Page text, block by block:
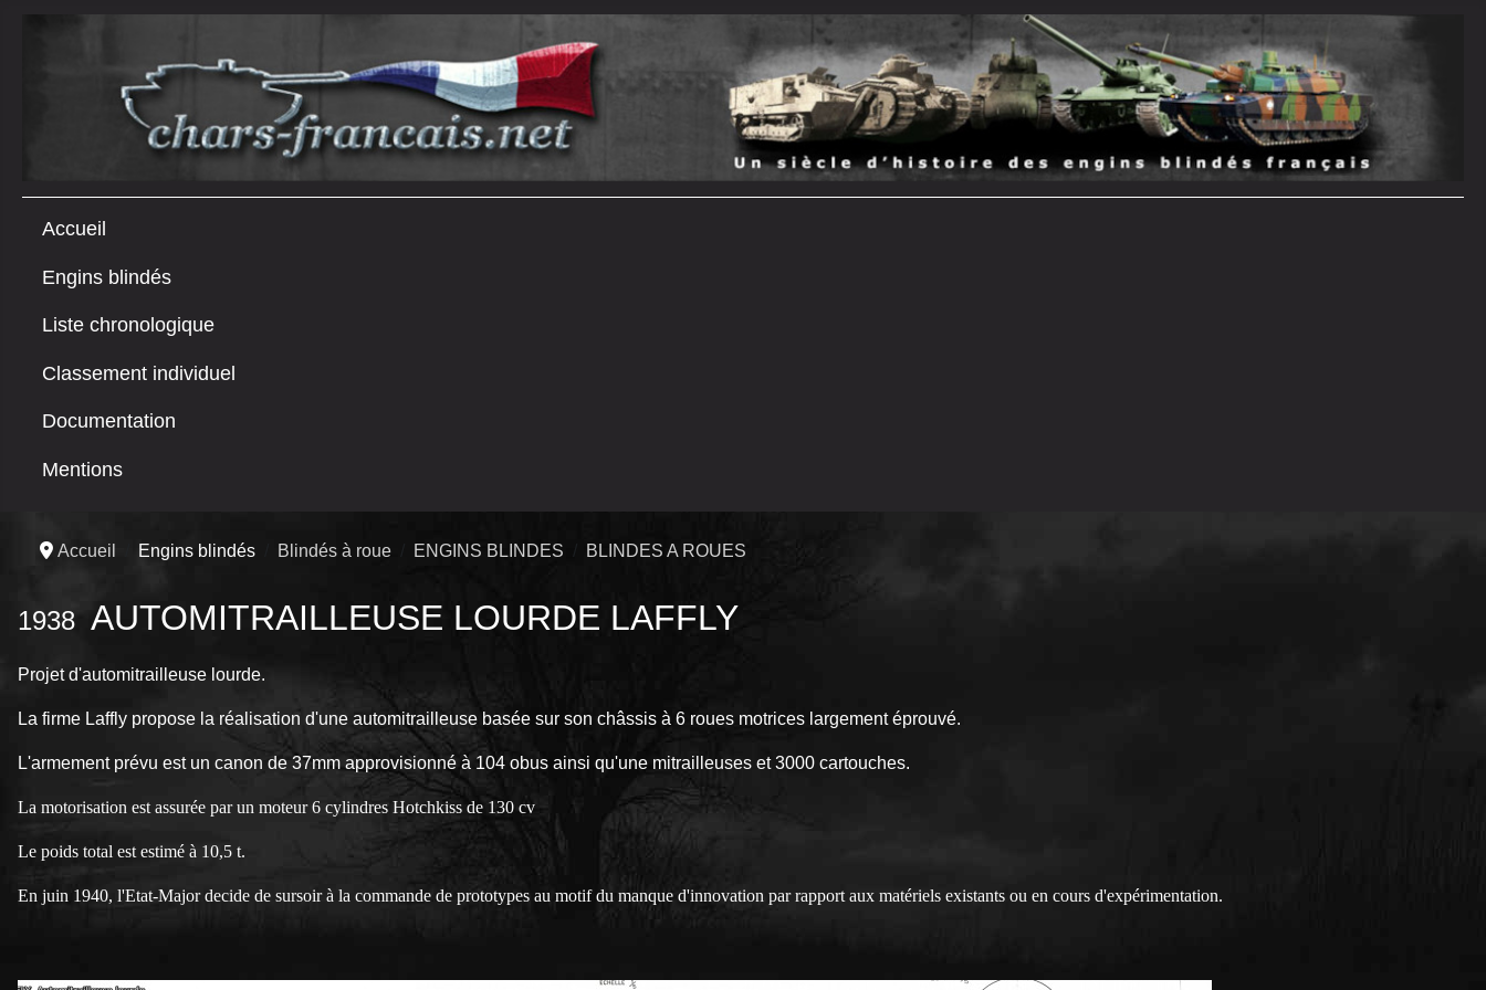
Accueil
Engins blindés
Liste chronologique
Classement individuel
Documentation
Mentions
Accueil Engins blindés Blindés à roue ENGINS BLINDES BLINDES A ROUES
1938 AUTOMITRAILLEUSE LOURDE LAFFLY
Projet d'automitrailleuse lourde.
La firme Laffly propose la réalisation d'une automitrailleuse basée sur son châssis à 6 roues motrices largement éprouvé.
L'armement prévu est un canon de 37mm approvisionné à 104 obus ainsi qu'une mitrailleuses et 3000 cartouches.
La motorisation est assurée par un moteur 6 cylindres Hotchkiss de 130 cv
Le poids total est estimé à 10,5 t.
En juin 1940, l'Etat-Major decide de sursoir à la commande de prototypes au motif du manque d'innovation par rapport aux matériels existants ou en cours d'expérimentation.